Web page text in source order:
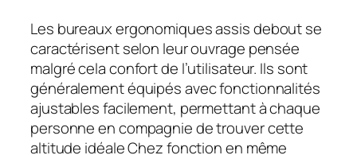
Les bureaux ergonomiques assis debout se
caractérisent selon leur ouvrage pensée
malgré cela confort de l’utilisateur. Ils sont
généralement équipés avec fonctionnalités
ajustables facilement, permettant à chaque
personne en compagnie de trouver cette
altitude idéale Chez fonction en même